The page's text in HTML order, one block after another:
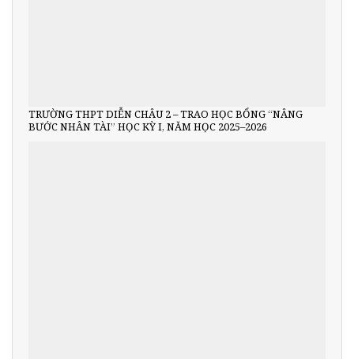
TRƯỜNG THPT DIỄN CHÂU 2 – TRAO HỌC BỔNG “NÂNG
BƯỚC NHÂN TÀI” HỌC KỲ I, NĂM HỌC 2025–2026